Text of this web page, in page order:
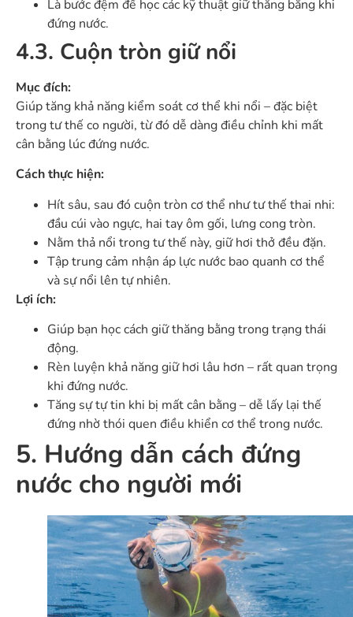
Là bước đệm để học các kỹ thuật giữ thăng bằng khi
đứng nước.
4.3. Cuộn tròn giữ nổi
Mục đích:
Giúp tăng khả năng kiểm soát cơ thể khi nổi – đặc biệt
trong tư thế co người, từ đó dễ dàng điều chỉnh khi mất
cân bằng lúc đứng nước.
Cách thực hiện:
Hít sâu, sau đó cuộn tròn cơ thể như tư thế thai nhi:
đầu cúi vào ngực, hai tay ôm gối, lưng cong tròn.
Nằm thả nổi trong tư thế này, giữ hơi thở đều đặn.
Tập trung cảm nhận áp lực nước bao quanh cơ thể
và sự nổi lên tự nhiên.
Lợi ích:
Giúp bạn học cách giữ thăng bằng trong trạng thái
động.
Rèn luyện khả năng giữ hơi lâu hơn – rất quan trọng
khi đứng nước.
Tăng sự tự tin khi bị mất cân bằng – dễ lấy lại thế
đứng nhờ thói quen điều khiển cơ thể trong nước.
5. Hướng dẫn cách đứng
nước cho người mới